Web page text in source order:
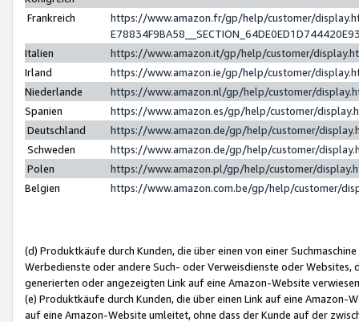
Frankreich
https://www.amazon.fr/gp/help/customer/
Italien
https://www.amazon.it/gp/help/customer/
Irland
https://www.amazon.ie/gp/help/customer/
Niederlande
https://www.amazon.nl/gp/help/customer/
Spanien
https://www.amazon.es/gp/help/customer/
Deutschland
https://www.amazon.de/gp/help/customer/
Schweden
https://www.amazon.de/gp/help/customer/
Polen
https://www.amazon.pl/gp/help/customer/
Belgien
https://www.amazon.com.be/gp/help/customer/
(d) Produktkäufe durch Kunden, die über einen von einer
Werbedienste oder andere Such- oder Verweisdienste oder Websites,
generierten oder angezeigten Link auf eine Amazon-Website
(e) Produktkäufe durch Kunden, die über einen Link auf eine
auf eine Amazon-Website umleitet, ohne dass der Kunde auf der